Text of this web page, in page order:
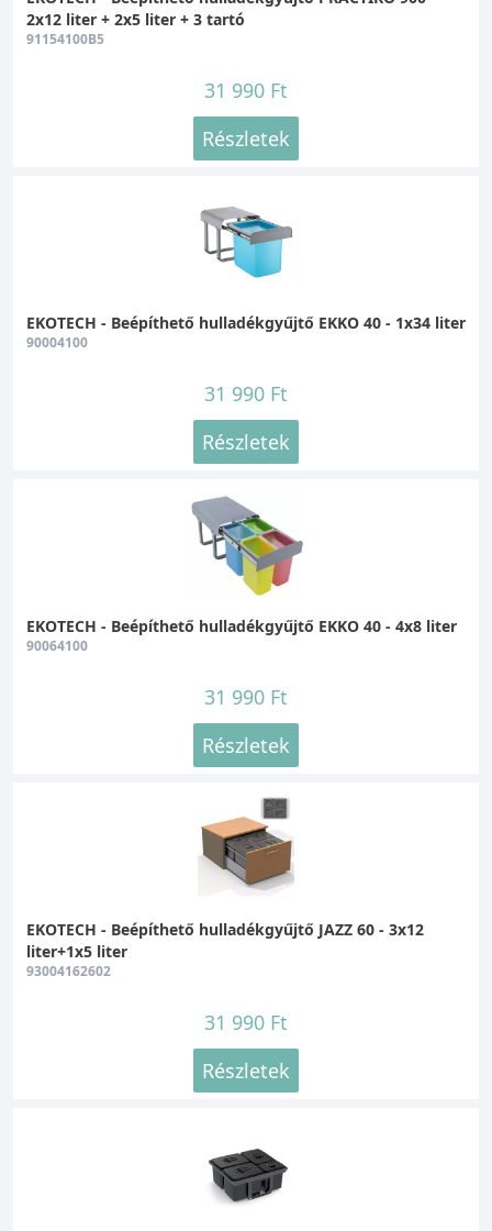
2x12 liter + 2x5 liter + 3 tartó
91154100B5
31 990 Ft
Részletek
EKOTECH - Beépíthető hulladékgyűjtő EKKO 40 - 1x34 liter
90004100
31 990 Ft
Részletek
EKOTECH - Beépíthető hulladékgyűjtő EKKO 40 - 4x8 liter
90064100
31 990 Ft
Részletek
EKOTECH - Beépíthető hulladékgyűjtő JAZZ 60 - 3x12
liter+1x5 liter
93004162602
31 990 Ft
Részletek